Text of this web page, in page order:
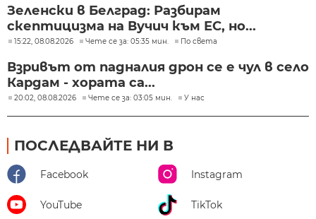
Зеленски в Белград: Разбирам
скептицизма на Вучич към ЕС, но...
15:22, 08.08.2026 Чете се за: 05:35 мин. По света
Взривът от падналия дрон се е чул в село
Кардам - хората са...
20:02, 08.08.2026 Чете се за: 03:05 мин. У нас
ПОСЛЕДВАЙТЕ НИ В
Facebook Instagram
YouTube TikTok